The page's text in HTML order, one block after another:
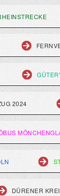
2024
DÜRENER